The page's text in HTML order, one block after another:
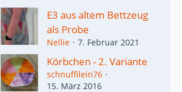
E3 aus altem Bettzeug
als Probe
Nellie 7. Februar 2021
Körbchen - 2. Variante
schnuffilein76
15. März 2016